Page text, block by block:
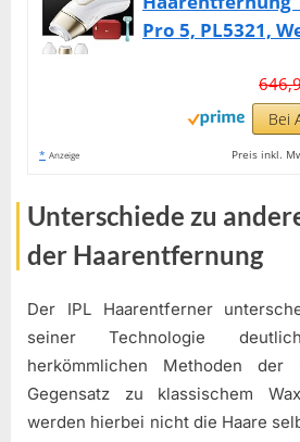
Pro 5, PL5321,
Bei
* Anzeige Preis inkl.
Unterschiede zu
der Haarentfernung
Der IPL Haarentferner
seiner Technologie
herkömmlichen Methoden der
Gegensatz zu klassischem
werden hierbei nicht die Haare